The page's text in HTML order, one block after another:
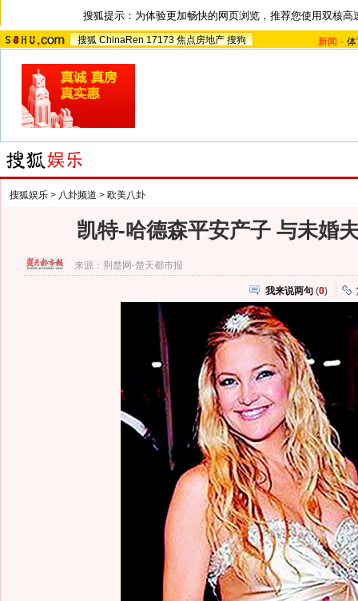
搜狐提示：为体验更加畅快的网页浏览，推荐您使用双核高
搜狐 ChinaRen 17173 焦点房地产 搜狗 新闻 -
搜狐娱乐 > 八卦频道 > 欧美八卦
凯特-哈德森平安产子 与未婚
来源： 荆楚网-楚天都市报
我来说两句 (0)